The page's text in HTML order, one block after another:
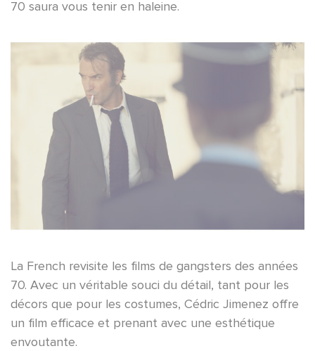
70 saura vous tenir en haleine.
La French revisite les films de gangsters des années
70. Avec un véritable souci du détail, tant pour les
décors que pour les costumes, Cédric Jimenez offre
un film efficace et prenant avec une esthétique
envoutante.